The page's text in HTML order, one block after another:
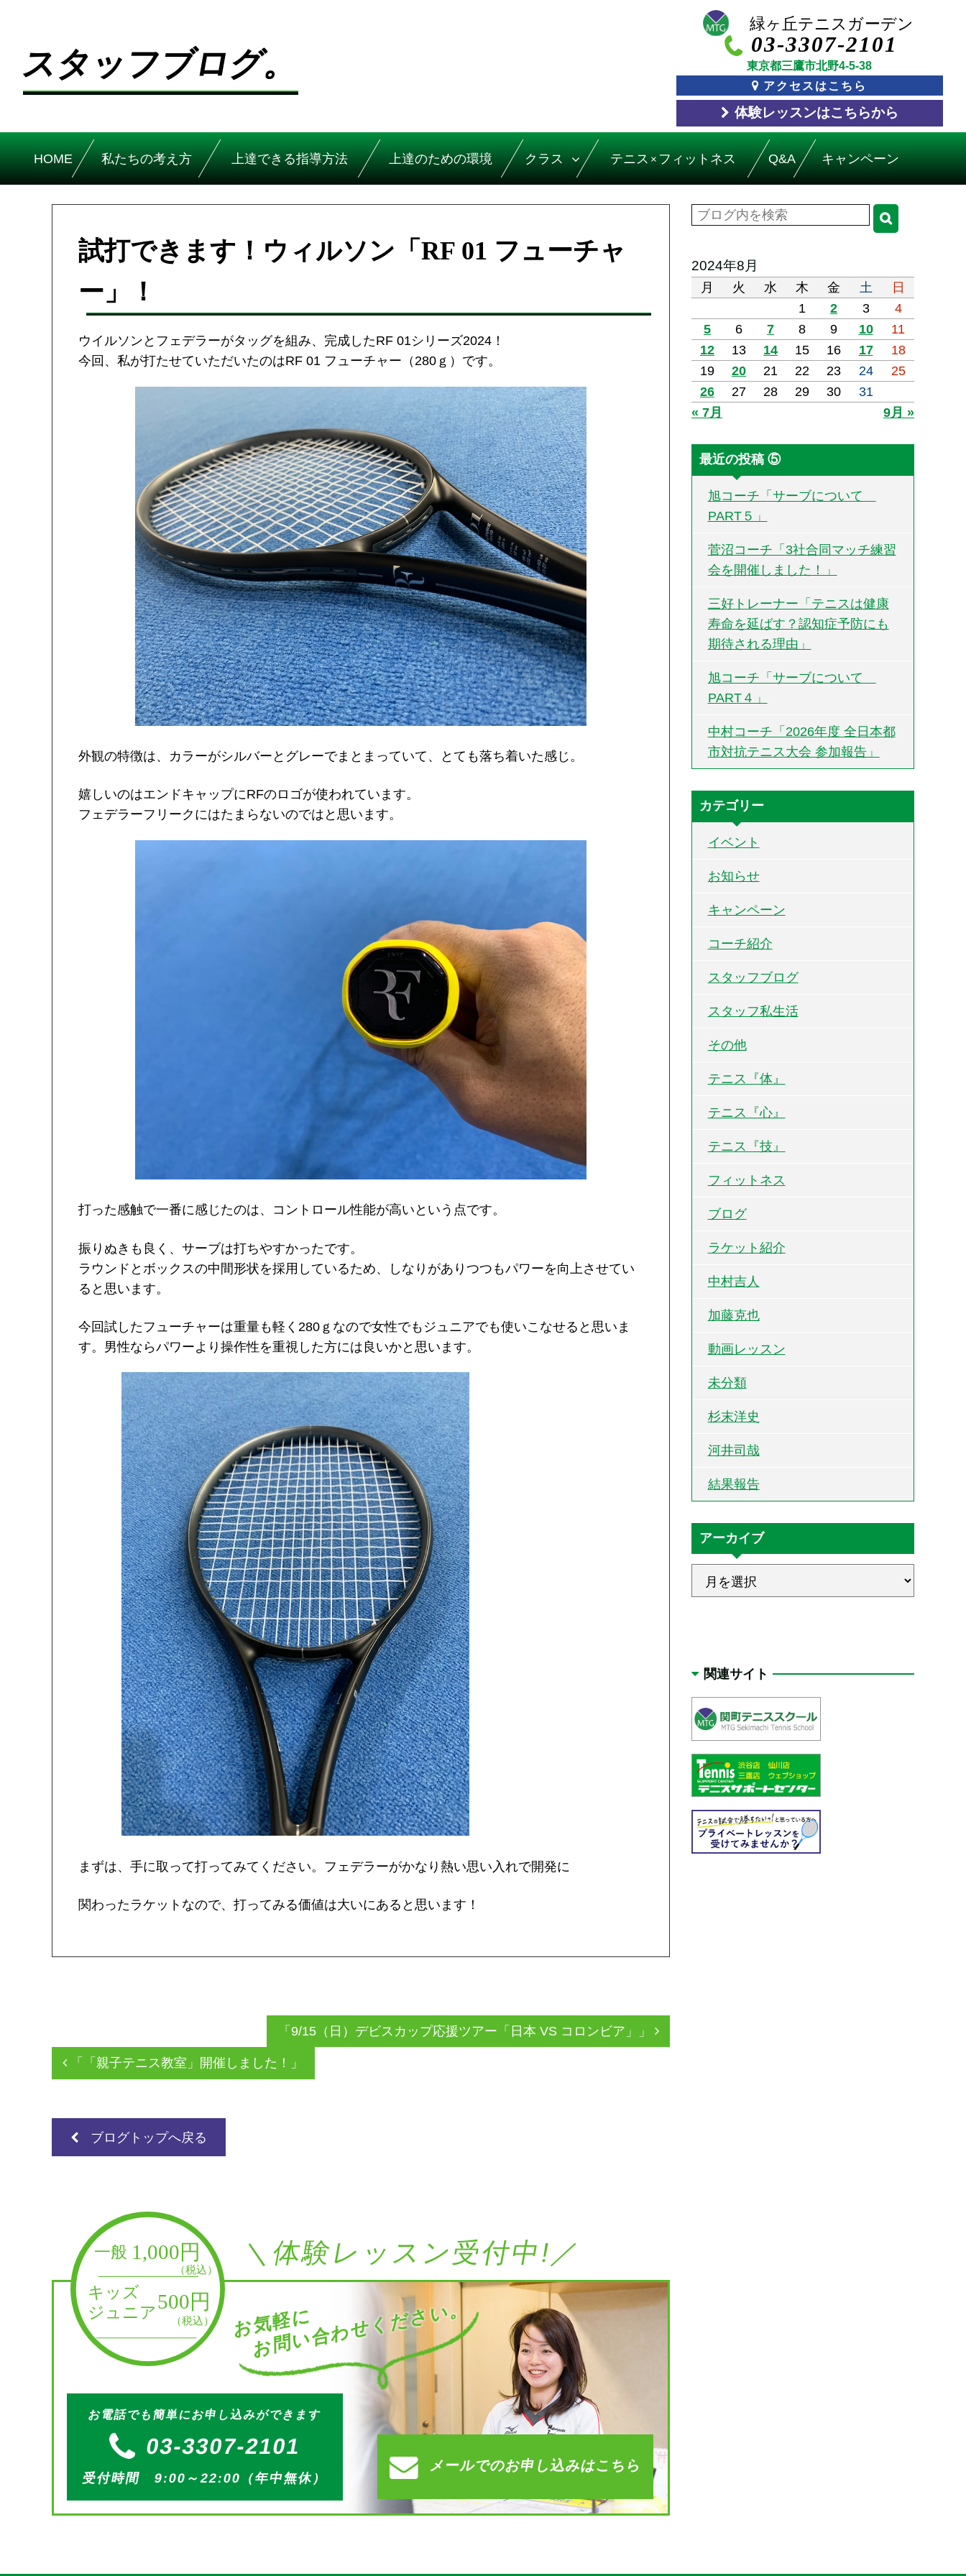
スタッフブログ。
03-3307-2101
東京都三鷹市北野4-5-38
アクセスはこちら
体験レッスンはこちらから
HOME 私たちの考え方 上達できる指導方法 上達のための環境 クラス テニス × フィットネス Q&A キャンペーン
試打できます！ウィルソン「RF 01 フューチャ
ー」！
ウイルソンとフェデラーがタッグを組み、完成したRF 01シリーズ2024！
今回、私が打たせていただいたのはRF 01 フューチャー（280ｇ）です。
外観の特徴は、カラーがシルバーとグレーでまとまっていて、とても落ち着いた感じ。
嬉しいのはエンドキャップにRFのロゴが使われています。
フェデラーフリークにはたまらないのではと思います。
打った感触で一番に感じたのは、コントロール性能が高いという点です。
振りぬきも良く、サーブは打ちやすかったです。
ラウンドとボックスの中間形状を採用しているため、しなりがありつつもパワーを向上させてい
ると思います。
今回試したフューチャーは重量も軽く280ｇなので女性でもジュニアでも使いこなせると思いま
す。男性ならパワーより操作性を重視した方には良いかと思います。
まずは、手に取って打ってみてください。フェデラーがかなり熱い思い入れで開発に
関わったラケットなので、打ってみる価値は大いにあると思います！
「9/15（日）デビスカップ応援ツアー「日本 VS コロンビア」」
「「親子テニス教室」開催しました！」
ブログトップへ戻る
＼体験レッスン受付中!／
お気軽に
お問い合わせください。
お電話でも簡単にお申し込みができます
03-3307-2101
受付時間 9:00～22:00（年中無休）
メールでのお申し込みはこちら
2024年8月
月 火 水 木 金 土
日
1
2 3
4
5
6 7 8 9 10
11
12
13 14 15 16 17
18
19
20 21 22 23 24
25
26
27 28 29 30
31
« 7月
9月 »
最近の投稿 ⑤
旭コーチ「サーブについて
PART５」
菅沼コーチ「3社合同マッチ練習
会を開催しました！」
三好トレーナー「テニスは健康
寿命を延ばす？認知症予防にも
期待される理由」
旭コーチ「サーブについて
PART４」
中村コーチ「2026年度 全日本都
市対抗テニス大会 参加報告」
カテゴリー
イベント
お知らせ
キャンペーン
コーチ紹介
スタッフブログ
スタッフ私生活
その他
テニス『体』
テニス『心』
テニス『技』
フィットネス
ブログ
ラケット紹介
中村吉人
加藤克也
動画レッスン
未分類
杉末洋史
河井司哉
結果報告
アーカイブ
関連サイト